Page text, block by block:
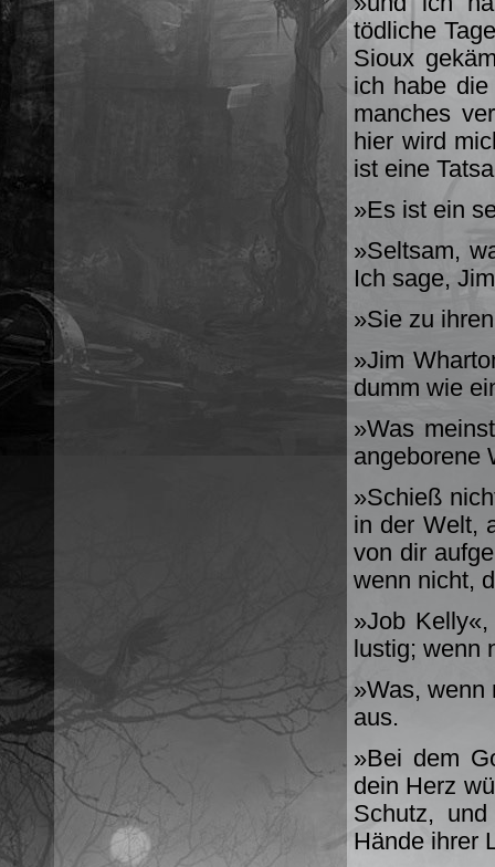
tödliche
Sioux
ich habe
manches
hier wird
ist eine
»Es ist ein
»Seltsam,
Ich sage,
»Sie zu
»Jim
dumm wie
»Was
angeborene
»Schieß
in der Welt,
von dir
wenn nicht,
»Job
lustig; wenn
»Was, wenn
aus.
»Bei dem
dein Herz
Schutz,
Hände ihrer